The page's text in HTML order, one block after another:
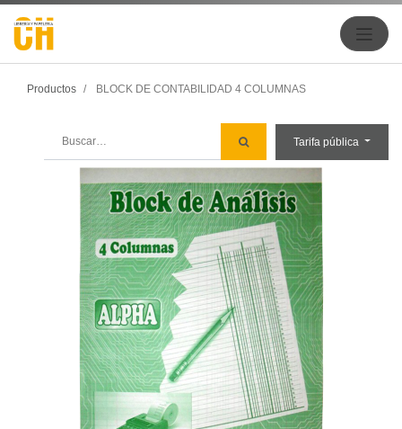
Productos BLOCK DE CONTABILIDAD 4 COLUMNAS
Tarifa pública